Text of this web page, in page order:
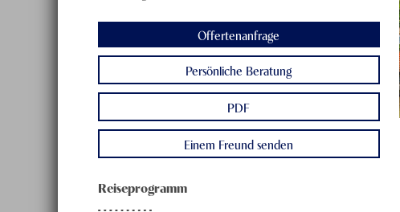
Offertenanfrage
Persönliche Beratung
PDF
Einem Freund senden
Reiseprogramm